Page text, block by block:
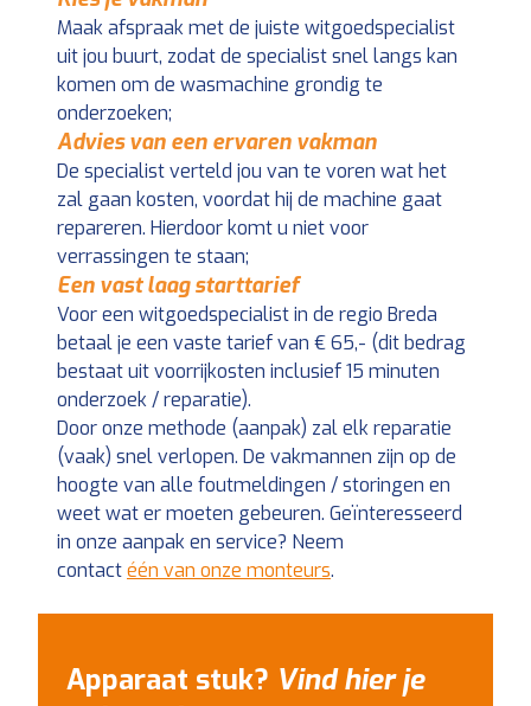
Maak afspraak met de juiste witgoedspecialist
uit jou buurt, zodat de specialist snel langs kan
komen om de wasmachine grondig te
onderzoeken;
Advies van een ervaren vakman
De specialist verteld jou van te voren wat het
zal gaan kosten, voordat hij de machine gaat
repareren. Hierdoor komt u niet voor
verrassingen te staan;
Een vast laag starttarief
Voor een witgoedspecialist in de regio Breda
betaal je een vaste tarief van € 65,- (dit bedrag
bestaat uit voorrijkosten inclusief 15 minuten
onderzoek / reparatie).
Door onze methode (aanpak) zal elk reparatie
(vaak) snel verlopen. De vakmannen zijn op de
hoogte van alle foutmeldingen / storingen en
weet wat er moeten gebeuren. Geïnteresseerd
in onze aanpak en service? Neem
contactéén van onze monteurs.
Apparaat stuk? Vind hier je